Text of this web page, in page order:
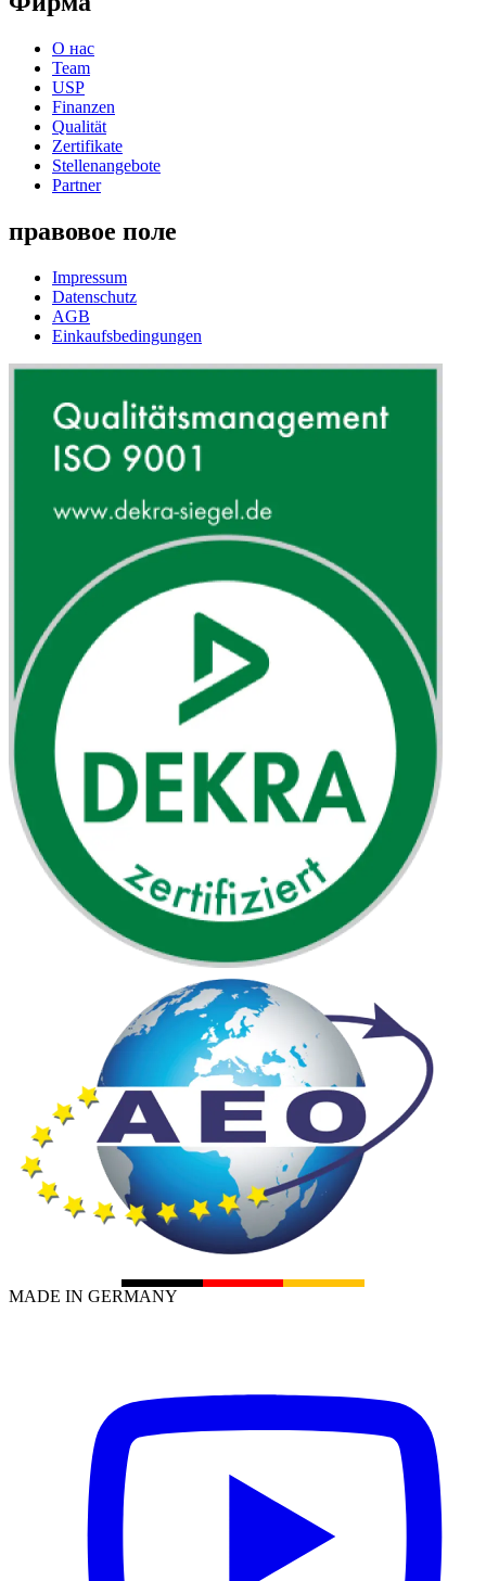
О нас
Team
USP
Finanzen
Qualität
Zertifikate
Stellenangebote
Partner
правовое поле
Impressum
Datenschutz
AGB
Einkaufsbedingungen
MADE IN GERMANY